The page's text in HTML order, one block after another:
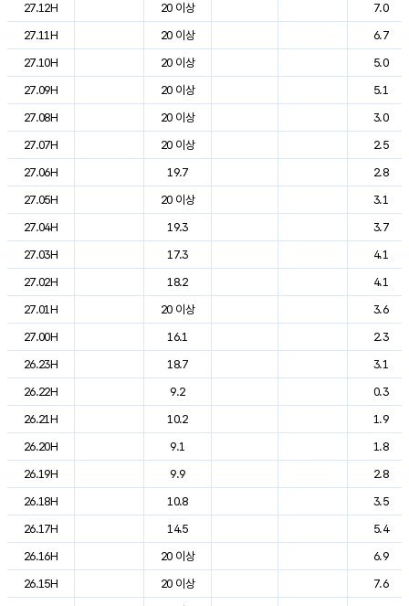
27.12H
20 이상
7.0
27.11H
20 이상
6.7
27.10H
20 이상
5.0
27.09H
20 이상
5.1
27.08H
20 이상
3.0
27.07H
20 이상
2.5
27.06H
19.7
2.8
27.05H
20 이상
3.1
27.04H
19.3
3.7
27.03H
17.3
4.1
27.02H
18.2
4.1
27.01H
20 이상
3.6
27.00H
16.1
2.3
26.23H
18.7
3.1
26.22H
9.2
0.3
26.21H
10.2
1.9
26.20H
9.1
1.8
26.19H
9.9
2.8
26.18H
10.8
3.5
26.17H
14.5
5.4
26.16H
20 이상
6.9
26.15H
20 이상
7.6